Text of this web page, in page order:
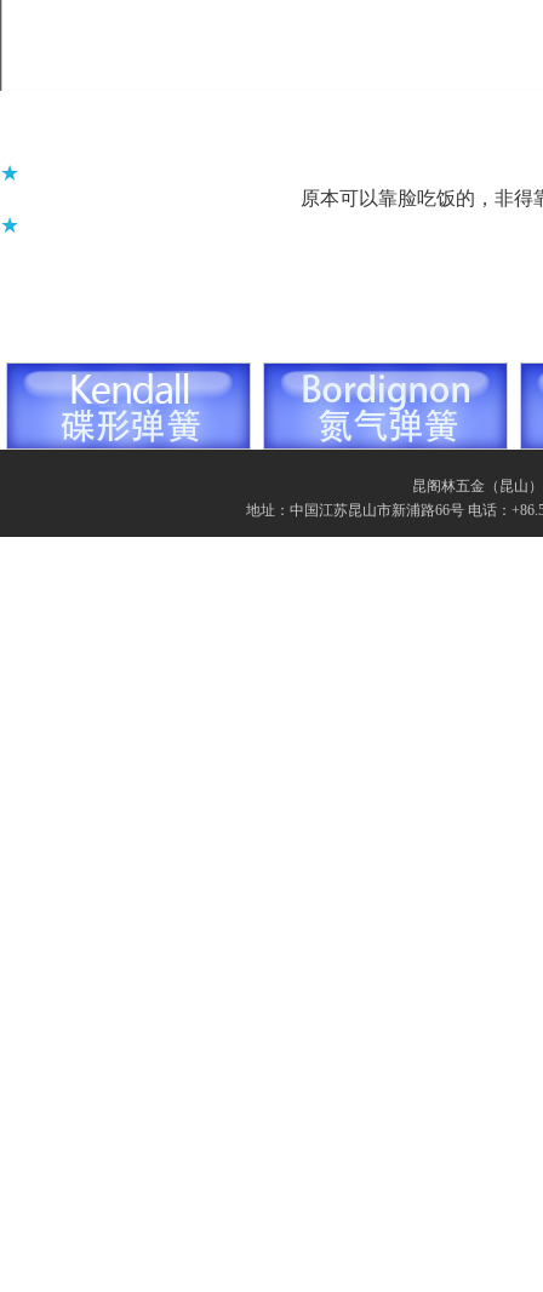
★
原本可以靠脸吃饭的，非
★
昆阁林五金（昆山
地址：中国江苏昆山市新浦路66号 电话：